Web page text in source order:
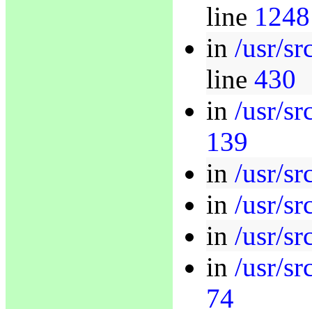
line 1248
in /usr/
line 430
in /usr/
139
in /usr/
in /usr/
in /usr/
in /usr/
74